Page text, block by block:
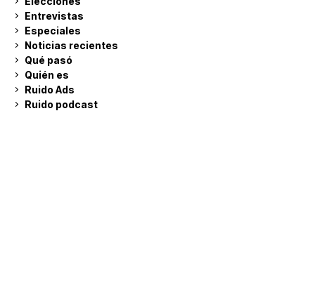
Entrevistas
Especiales
Noticias recientes
Qué pasó
Quién es
Ruido Ads
Ruido podcast